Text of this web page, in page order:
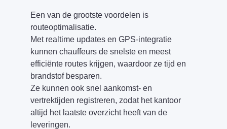
Een van de grootste voordelen is
routeoptimalisatie.
Met realtime updates en GPS-integratie
kunnen chauffeurs de snelste en meest
efficiënte routes krijgen, waardoor ze tijd en
brandstof besparen.
Ze kunnen ook snel aankomst- en
vertrektijden registreren, zodat het kantoor
altijd het laatste overzicht heeft van de
leveringen.